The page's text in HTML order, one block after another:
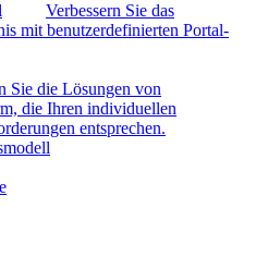
Verbessern Sie das
mit benutzerdefinierten Portal-
Sie die Lösungen von
die Ihren individuellen
entsprechen.